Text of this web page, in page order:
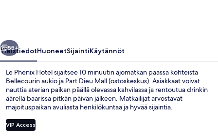
Seuraava
55+
YleistiedotHuoneetSijaintiKäytännöt
Le Phenix Hotel sijaitsee 10 minuutin ajomatkan päässä kohteista
Bellecourin aukio ja Part Dieu Mall (ostoskeskus). Asiakkaat voivat
nauttia aterian paikan päällä olevassa kahvilassa ja rentoutua drinkin
äärellä baarissa pitkän päivän jälkeen. Matkailijat arvostavat
majoituspaikan avuliasta henkilökuntaa ja hyvää sijaintia.
liikenteen yhteyksistä: Hôtel de Ville - Louis Pradelin asema sijaitsee
8 minuutin ja Vieux Lyonin asema 11 minuutin kävelymatkan päässä.
VIP Access